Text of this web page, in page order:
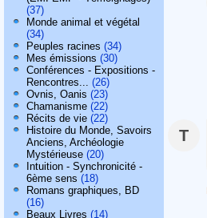
(37)
Monde animal et végétal
(34)
Peuples racines (34)
Mes émissions (30)
Conférences - Expositions -
Rencontres... (26)
Ovnis, Oanis (23)
Chamanisme (22)
Récits de vie (22)
Histoire du Monde, Savoirs
Anciens, Archéologie
Mystérieuse (20)
Intuition - Synchronicité -
6ème sens (18)
Romans graphiques, BD
(16)
Beaux Livres (14)
T